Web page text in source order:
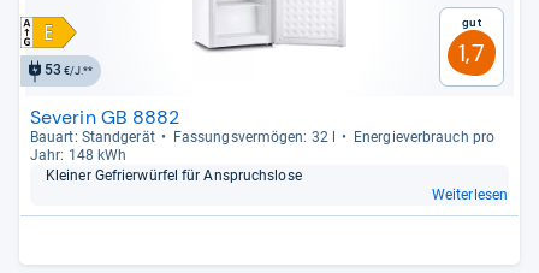
53 €/J.**
Gut
1,7
Severin GB 8882
Bau­art: Stand­ge­rät Fas­sungs­ver­mö­gen: 32 l
Ener­gie­ver­brauch pro
Jahr: 148 kWh
Klei­ner Gefrier­wür­fel für Anspruchs­lose
Weiterlesen